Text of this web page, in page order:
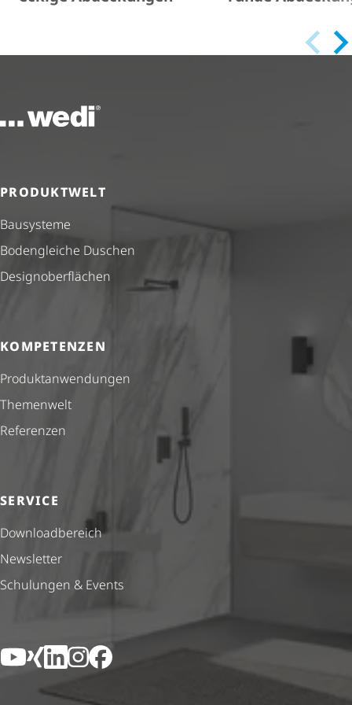
Zur Startseite
PRODUKTWELT
Bausysteme
Bodengleiche Duschen
Design­ober­flä­chen
KOMPETENZEN
Produkt­anwendungen
Themenwelt
Referenzen
SERVICE
Down­load­be­reich
Newsletter
Schulungen & Events
YouTube
XingLinkedIn
Instagram
Facebook